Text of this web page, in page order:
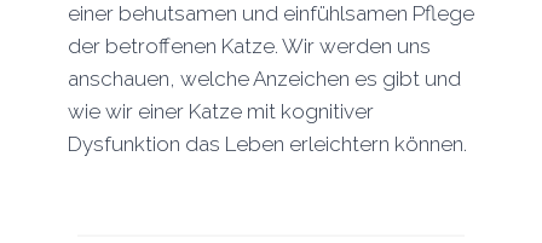
einer behutsamen und einfühlsamen Pflege
der betroffenen Katze. Wir werden uns
anschauen, welche Anzeichen es gibt und
wie wir einer Katze mit kognitiver
Dysfunktion das Leben erleichtern können.